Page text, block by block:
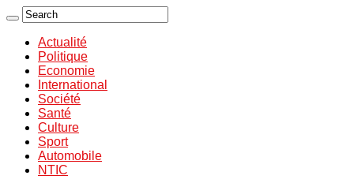
Actualité
Politique
Economie
International
Société
Santé
Culture
Sport
Automobile
NTIC